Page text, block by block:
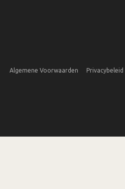
Algemene Voorwaarden Privacybeleid